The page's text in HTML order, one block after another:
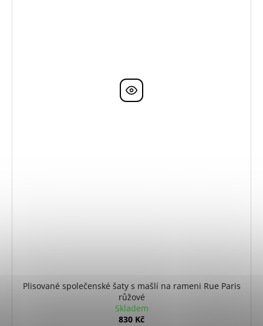
Plisované společenské šaty s mašlí na rameni Rue Paris
růžové
Skladem
830 Kč